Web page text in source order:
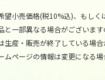
小売価格(税10%込)、もしく
一部異なる場合がございます
産・販売が終了している場合
ページの情報は変更になる場